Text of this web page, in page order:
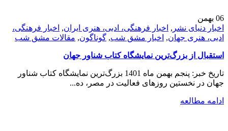
06 بهمن
اخبار دنیای نشر , اخبار فرهنگی، ادبی، هنری ایران, اخبار فرهنگی،
ادبی، هنری جهان, اخبار مشق شب, گوناگون, مقالات مشق شب
استقبال از بزرگ‌ترین نمایشگاه کتاب شناور جهان
تاریخ خبر: پنجم بهمن ماه 1401 بزرگ‌ترین نمایشگاه کتاب شناور
جهان در نخستین روزهای فعالیت در مصر، ده...
ادامه مطالعه